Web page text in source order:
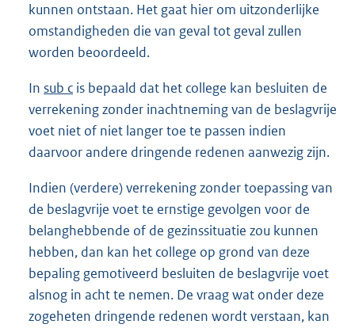
kunnen ontstaan. Het gaat hier om uitzonderlijke
omstandigheden die van geval tot geval zullen
worden beoordeeld.
In sub c is bepaald dat het college kan besluiten de
verrekening zonder inachtneming van de beslagvrije
voet niet of niet langer toe te passen indien
daarvoor andere dringende redenen aanwezig zijn.
Indien (verdere) verrekening zonder toepassing van
de beslagvrije voet te ernstige gevolgen voor de
belanghebbende of de gezinssituatie zou kunnen
hebben, dan kan het college op grond van deze
bepaling gemotiveerd besluiten de beslagvrije voet
alsnog in acht te nemen. De vraag wat onder deze
zogeheten dringende redenen wordt verstaan, kan